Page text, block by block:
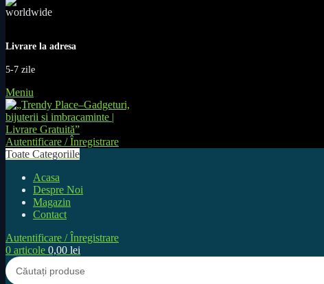
Livrare la adresa
5-7 zile
Meniu
Autentificare / Înregistrare
Toate Categoriile
Acasa
Despre Noi
Magazin
Contact
Autentificare / Înregistrare
0 articole 0,00 lei